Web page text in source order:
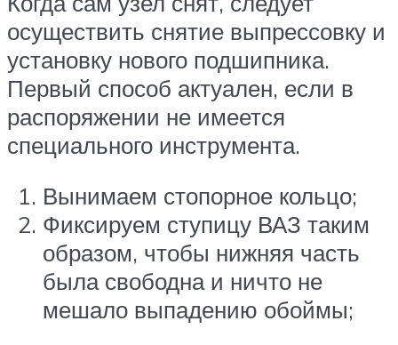
осуществить снятие выпрессовку и
установку нового подшипника.
Первый способ актуален, если в
распоряжении не имеется
специального инструмента.
Вынимаем стопорное кольцо;
Фиксируем ступицу ВАЗ таким
образом, чтобы нижняя часть
была свободна и ничто не
мешало выпадению обоймы;